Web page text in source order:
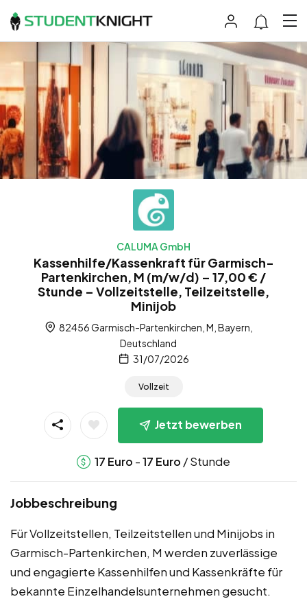
CALUMA GmbH
Kassenhilfe/Kassenkraft für Garmisch-
Partenkirchen, M (m/w/d) – 17,00 € /
Stunde – Vollzeitstelle, Teilzeitstelle,
Minijob
82456 Garmisch-Partenkirchen, M, Bayern,
Deutschland
31/07/2026
Vollzeit
Jetzt bewerben
17 Euro -17 Euro / Stunde
Jobbeschreibung
Für Vollzeitstellen, Teilzeitstellen und Minijobs in
Garmisch-Partenkirchen, M werden zuverlässige
und engagierte Kassenhilfen und Kassenkräfte für
bekannte Einzelhandelsunternehmen gesucht.